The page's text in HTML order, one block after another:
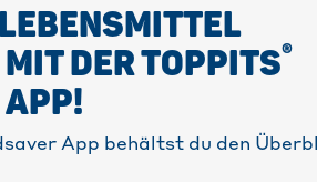
DER TOPPITS®
APP!
App behältst du den